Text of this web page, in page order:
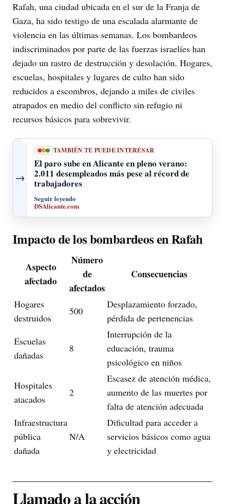
Rafah, una ciudad ubicada en el sur de la Franja de
Gaza, ha sido testigo de una escalada alarmante de
violencia en las últimas semanas. Los bombardeos
indiscriminados por parte de las fuerzas israelíes han
dejado un rastro de destrucción y desolación. Hogares,
escuelas, hospitales y lugares de culto han sido
reducidos a escombros, dejando a miles de civiles
atrapados en medio del conflicto sin refugio ni
recursos básicos para sobrevivir.
→
TAMBIÉN TE PUEDE INTERESAR
El paro sube en Alicante en pleno verano:
2.011 desempleados más pese al récord de
trabajadores
Seguir leyendo
DSAlicante.com
Impacto de los bombardeos en Rafah
Aspecto
afectado
Número
de
afectados
Consecuencias
Hogares
destruidos
500
Desplazamiento forzado,
pérdida de pertenencias
Escuelas
dañadas
8
Interrupción de la
educación, trauma
psicológico en niños
Hospitales
atacados
2
Escasez de atención médica,
aumento de las muertes por
falta de atención adecuada
Infraestructura
pública
dañada
N/A
Dificultad para acceder a
servicios básicos como agua
y electricidad
Llamado a la acción